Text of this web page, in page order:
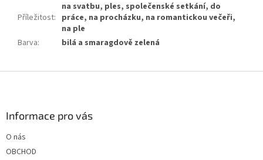
Příležitost:
na svatbu, ples, společenské setkání, do
práce, na procházku, na romantickou večeři,
na ple
Barva: bilá a smaragdově zelená
Informace pro vás
O nás
OBCHOD